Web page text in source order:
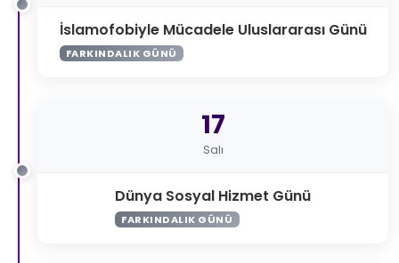
İslamofobiyle Mücadele Uluslararası Günü
FARKINDALIK GÜNÜ
17
Salı
Dünya Sosyal Hizmet Günü
FARKINDALIK GÜNÜ